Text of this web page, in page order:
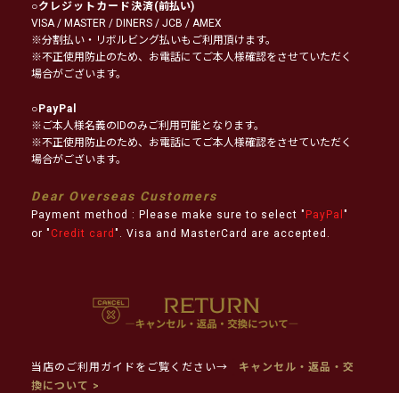
○クレジットカード決済(前払い)
VISA / MASTER / DINERS / JCB / AMEX
※分割払い・リボルビング払いもご利用頂けます。
※不正使用防止のため、お電話にてご本人様確認をさせていただく
場合がございます。
○PayPal
※ご本人様名義のIDのみご利用可能となります。
※不正使用防止のため、お電話にてご本人様確認をさせていただく
場合がございます。
Dear Overseas Customers
Payment method : Please make sure to select " PayPal "
or " Credit card ". Visa and MasterCard are accepted.
当店のご利用ガイドをご覧ください→
キャンセル・返品・交
換について >